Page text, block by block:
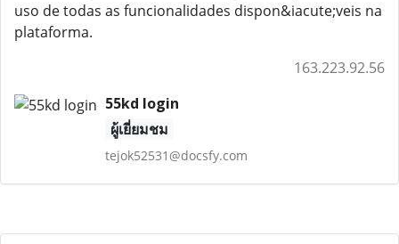
uso de todas as funcionalidades dispon&iacute;veis na
plataforma.
163.223.92.56
55kd login
ผู้เยี่ยมชม
tejok52531@docsfy.com